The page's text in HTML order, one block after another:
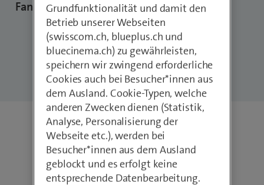
Fangemeinde.
Zur JAMES-Studie 2024
Grundfunktionalität und damit den
Betrieb unserer Webseiten
(swisscom.ch, blueplus.ch und
bluecinema.ch) zu gewährleisten,
speichern wir zwingend erforderliche
Cookies auch bei Besucher*innen aus
dem Ausland. Cookie-Typen, welche
anderen Zwecken dienen (Statistik,
Analyse, Personalisierung der
Webseite etc.), werden bei
Besucher*innen aus dem Ausland
geblockt und es erfolgt keine
entsprechende Datenbearbeitung.